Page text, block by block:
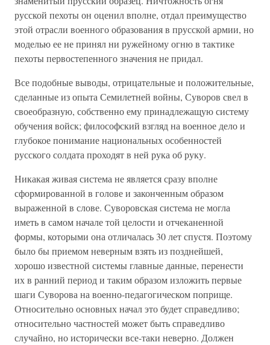
русской пехоты он оценил вполне, отдал преимущество
этой отрасли военного образования в прусской армии, но
моделью ее не принял ни ружейному огню в тактике
пехоты первостепенного значения не придал.
Все подобные выводы, отрицательные и положительные,
сделанные из опыта Семилетней войны, Суворов свел в
своеобразную, собственно ему принадлежащую систему
обучения войск; философский взгляд на военное дело и
глубокое понимание национальных особенностей
русского солдата проходят в ней рука об руку.
Никакая живая система не является сразу вполне
сформированной в голове и законченным образом
выраженной в слове. Суворовская система не могла
иметь в самом начале той целости и отчеканенной
формы, которыми она отличалась 30 лет спустя. Поэтому
было бы приемом неверным взять из позднейшей,
хорошо известной системы главные данные, перенести
их в ранний период и таким образом изложить первые
шаги Суворова на военно-педагогическом поприще.
Относительно основных начал это будет справедливо;
относительно частностей может быть справедливо
случайно, но исторически все-таки неверно. Должен